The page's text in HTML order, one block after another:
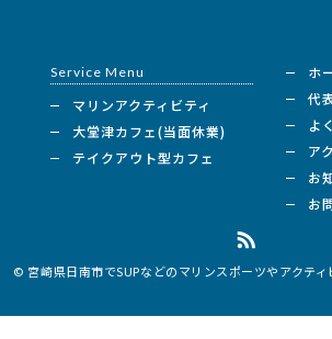
Service Menu
マリンアクティビティ
大堂津カフェ(当面休業)
テイクアウト型カフェ
ホ
代
よ
ア
お
お
© 宮崎県日南市でSUPなどのマリンスポーツやアクテ